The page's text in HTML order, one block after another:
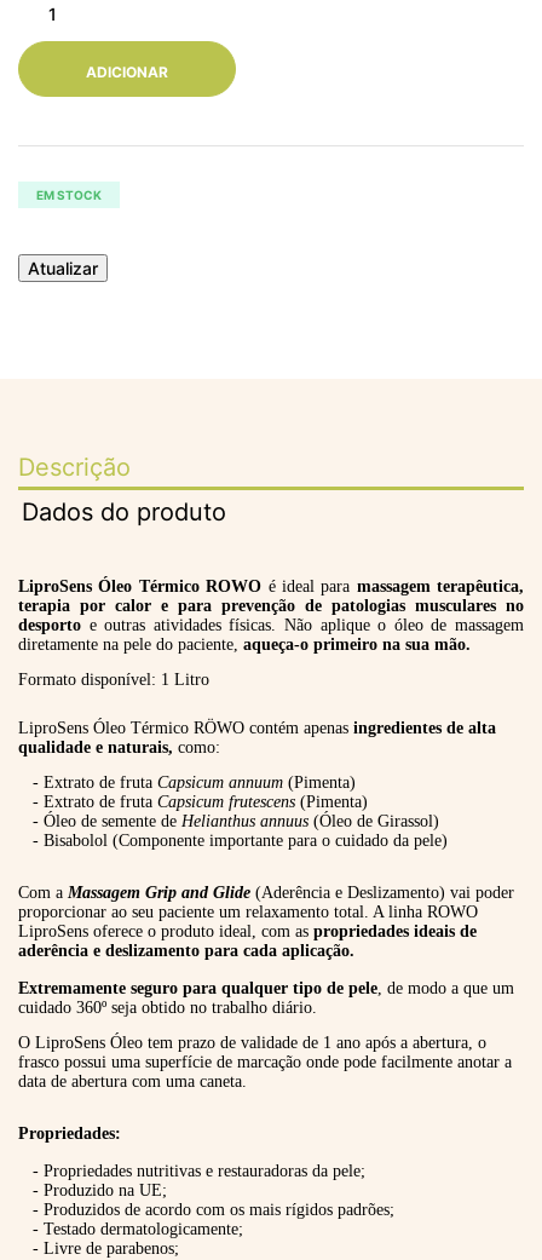
ADICIONAR
EM STOCK
Descrição
Dados do produto
LiproSens Óleo Térmico ROWO é ideal para massagem terapêutica,
terapia por calor e para prevenção de patologias musculares no
desporto e outras atividades físicas. Não aplique o óleo de massagem
diretamente na pele do paciente, aqueça-o primeiro na sua mão.
Formato disponível: 1 Litro
LiproSens Óleo Térmico RÖWO contém apenas ingredientes de alta
qualidade e naturais, como:
- Extrato de fruta Capsicum annuum (Pimenta)
- Extrato de fruta Capsicum frutescens (Pimenta)
- Óleo de semente de Helianthus annuus (Óleo de Girassol)
- Bisabolol (Componente importante para o cuidado da pele)
Com a Massagem Grip and Glide (Aderência e Deslizamento) vai poder
proporcionar ao seu paciente um relaxamento total. A linha ROWO
LiproSens oferece o produto ideal, com as propriedades ideais de
aderência e deslizamento para cada aplicação.
Extremamente seguro para qualquer tipo de pele , de modo a que um
cuidado 360º seja obtido no trabalho diário.
O LiproSens Óleo tem prazo de validade de 1 ano após a abertura, o
frasco possui uma superfície de marcação onde pode facilmente anotar a
data de abertura com uma caneta.
Propriedades:
- Propriedades nutritivas e restauradoras da pele;
- Produzido na UE;
- Produzidos de acordo com os mais rígidos padrões;
- Testado dermatologicamente;
- Livre de parabenos;